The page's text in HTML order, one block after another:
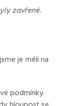
zavřené.
je měli na
podmínky.